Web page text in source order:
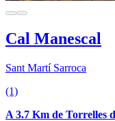
Cal Manescal
Sant Martí Sarroca
(1)
A 3.7 Km de Torrelles